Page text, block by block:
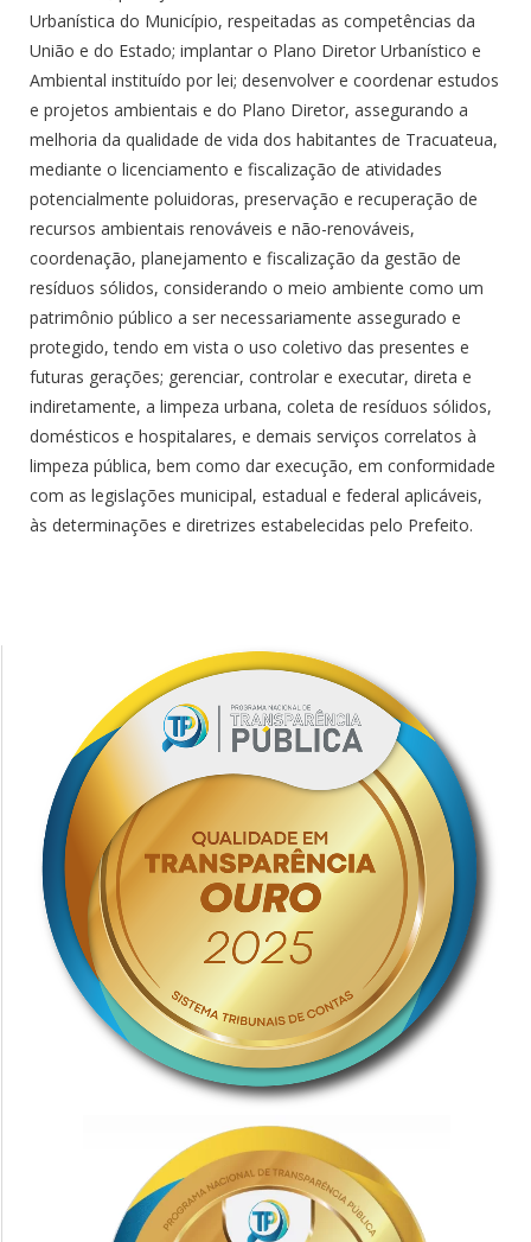
Urbanística do Município, respeitadas as competências da
União e do Estado; implantar o Plano Diretor Urbanístico e
Ambiental instituído por lei; desenvolver e coordenar estudos
e projetos ambientais e do Plano Diretor, assegurando a
melhoria da qualidade de vida dos habitantes de Tracuateua,
mediante o licenciamento e fiscalização de atividades
potencialmente poluidoras, preservação e recuperação de
recursos ambientais renováveis e não-renováveis,
coordenação, planejamento e fiscalização da gestão de
resíduos sólidos, considerando o meio ambiente como um
patrimônio público a ser necessariamente assegurado e
protegido, tendo em vista o uso coletivo das presentes e
futuras gerações; gerenciar, controlar e executar, direta e
indiretamente, a limpeza urbana, coleta de resíduos sólidos,
domésticos e hospitalares, e demais serviços correlatos à
limpeza pública, bem como dar execução, em conformidade
com as legislações municipal, estadual e federal aplicáveis,
às determinações e diretrizes estabelecidas pelo Prefeito.